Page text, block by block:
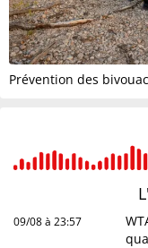
Prévention des
09/08 à 23:57